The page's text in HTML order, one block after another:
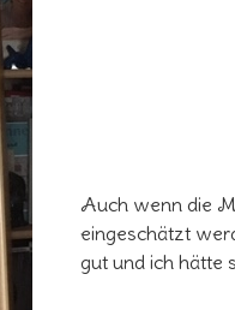
Auch wenn die
eingeschätzt
gut und ich hätte